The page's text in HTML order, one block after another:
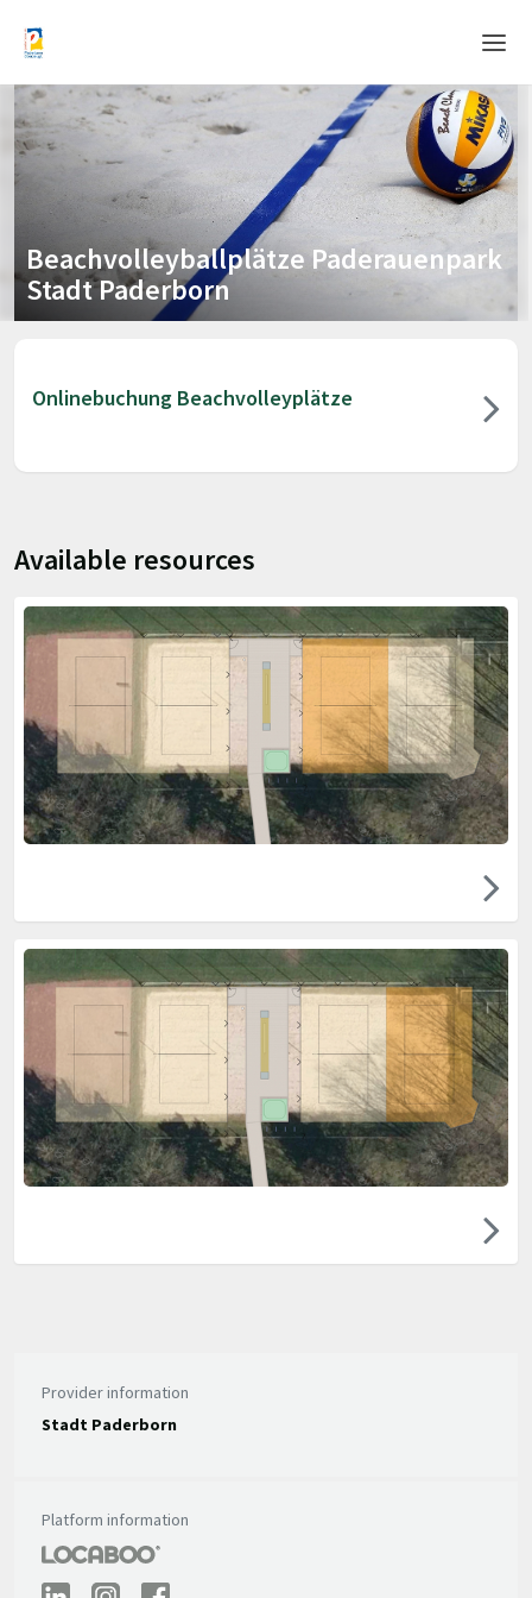
Home
Language
Help & Info
Beachvolleyballplätze Paderauenpark
Stadt Paderborn
Onlinebuchung Beachvolleyplätze
Available resources
Provider information
Stadt Paderborn
Platform information